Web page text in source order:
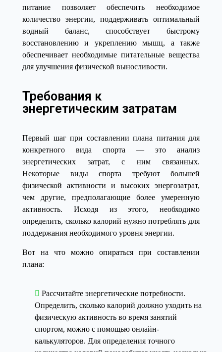
питание позволяет обеспечить необходимое
количество энергии, поддерживать оптимальный
водный баланс, способствует быстрому
восстановлению и укреплению мышц, а также
обеспечивает необходимые питательные вещества
для улучшения физической выносливости.
Требования к
энергетическим затратам
Первый шаг при составлении плана питания для
конкретного вида спорта — это анализ
энергетических затрат, с ним связанных.
Некоторые виды спорта требуют большей
физической активности и высоких энергозатрат,
чем другие, предполагающие более умеренную
активность. Исходя из этого, необходимо
определить, сколько калорий нужно потреблять для
поддержания необходимого уровня энергии.
Вот на что можно опираться при составлении
плана:
Рассчитайте энергетические потребности.
Определить, сколько калорий должно уходить на
физическую активность во время занятий
спортом, можно с помощью онлайн-
калькуляторов. Для определения точного